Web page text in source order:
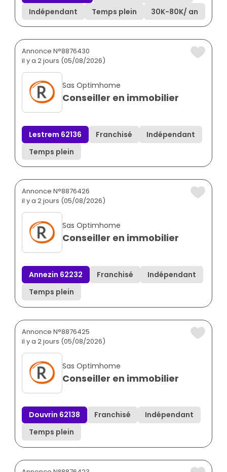
Indépendant
Temps plein 30K-80K/ an
Annonce N°8876430
il y a 2 jours (05/08/2026)
Sas Optimhome
Conseiller en immobilier
Lestrem 62136 Franchisé
Indépendant
Temps plein
Annonce N°8876426
il y a 2 jours (05/08/2026)
Sas Optimhome
Conseiller en immobilier
Annezin 62232 Franchisé
Indépendant
Temps plein
Annonce N°8876425
il y a 2 jours (05/08/2026)
Sas Optimhome
Conseiller en immobilier
Douvrin 62138 Franchisé
Indépendant
Temps plein